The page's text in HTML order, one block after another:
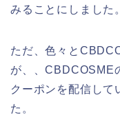
みることにしました。
ただ、色々と
が、、CBDCOSME
クーポンを配信して
た。